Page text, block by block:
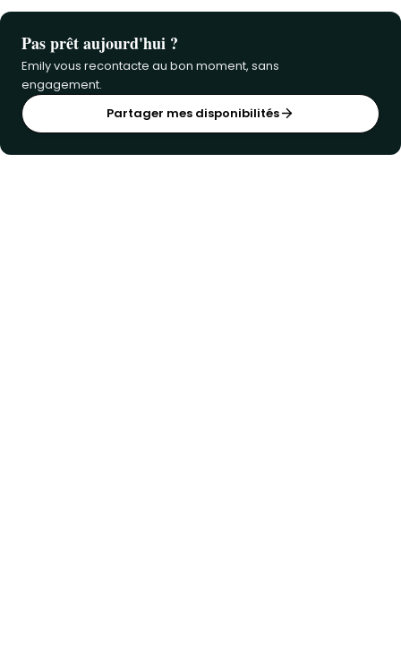
Pas prêt aujourd'hui ?
Emily vous recontacte au bon moment, sans
engagement.
Partager mes disponibilités